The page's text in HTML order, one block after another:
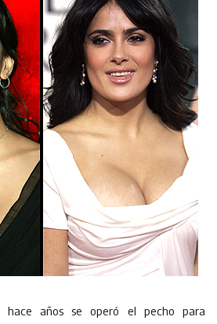
hace años se operó el pecho para